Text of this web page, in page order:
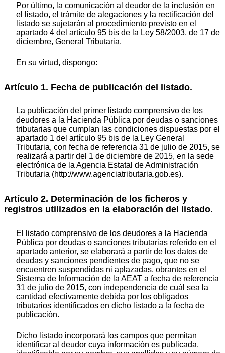
Por último, la comunicación al deudor de la inclusión en
el listado, el trámite de alegaciones y la rectificación del
listado se sujetarán al procedimiento previsto en el
apartado 4 del artículo 95 bis de la Ley 58/2003, de 17 de
diciembre, General Tributaria.
En su virtud, dispongo:
Artículo 1. Fecha de publicación del listado.
La publicación del primer listado comprensivo de los
deudores a la Hacienda Pública por deudas o sanciones
tributarias que cumplan las condiciones dispuestas por el
apartado 1 del artículo 95 bis de la Ley General
Tributaria, con fecha de referencia 31 de julio de 2015, se
realizará a partir del 1 de diciembre de 2015, en la sede
electrónica de la Agencia Estatal de Administración
Tributaria (http://www.agenciatributaria.gob.es).
Artículo 2. Determinación de los ficheros y
registros utilizados en la elaboración del listado.
El listado comprensivo de los deudores a la Hacienda
Pública por deudas o sanciones tributarias referido en el
apartado anterior, se elaborará a partir de los datos de
deudas y sanciones pendientes de pago, que no se
encuentren suspendidas ni aplazadas, obrantes en el
Sistema de Información de la AEAT a fecha de referencia
31 de julio de 2015, con independencia de cuál sea la
cantidad efectivamente debida por los obligados
tributarios identificados en dicho listado a la fecha de
publicación.
Dicho listado incorporará los campos que permitan
identificar al deudor cuya información es publicada,